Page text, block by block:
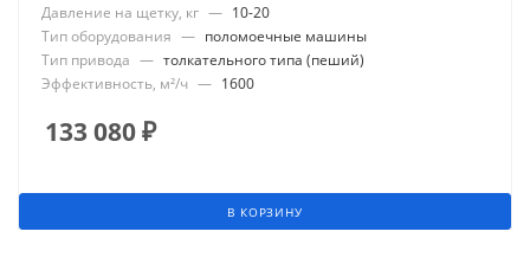
Давление на щетку, кг — 10-20
Тип оборудования — поломоечные машины
Тип привода — толкательного типа (пеший)
Эффективность, м²/ч — 1600
133 080₽
В КОРЗИНУ